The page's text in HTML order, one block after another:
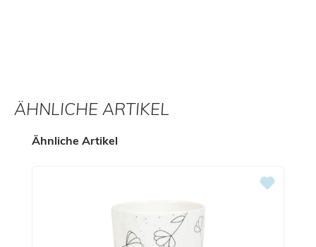
ÄHNLICHE ARTIKEL
Produktgalerie überspringen
Ähnliche Artikel